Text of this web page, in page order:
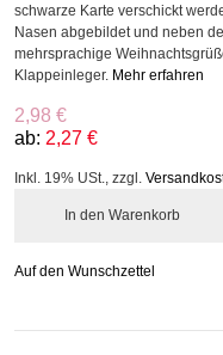
schwarze Karte verschickt
Nasen abgebildet und neben
mehrsprachige
Klappeinleger. Mehr erfahren
2,98 €
ab: 2,27 €
Inkl. 19% USt., zzgl.
In den Warenkorb
Auf den Wunschzettel